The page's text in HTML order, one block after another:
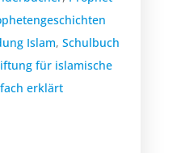
Islam, Schulbuch
für islamische
erklärt